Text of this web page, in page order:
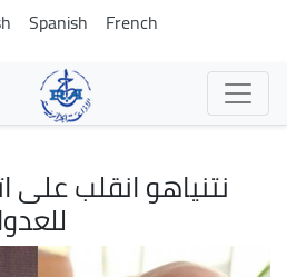
Skip
to
main
content
Spanish French
نتنياهو انقلب على
Image